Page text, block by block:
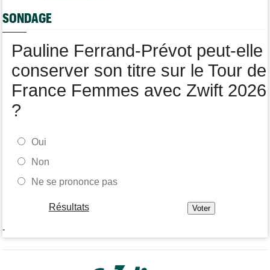
Kasia Niewiadoma fait coup double sur la 7e étape
Joao Almeida a abandonné après une nouvelle chute
SONDAGE
Pauline Ferrand-Prévot peut-elle
conserver son titre sur le Tour de
France Femmes avec Zwift 2026
?
Oui
Non
Ne se prononce pas
Résultats
-